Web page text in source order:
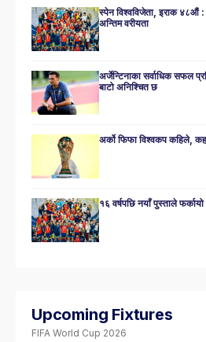
स्पेन विश्वविजेता, इराक ४८औं
अन्तिम वरीयता
अर्जेन्टिनाका सर्वाधिक सफल
बाटो अनिश्चित छ
अर्को फिफा विश्वकप कहिले,
१६ वर्षपछि नयाँ पुस्ताले
Upcoming Fixtures
FIFA World Cup 2026